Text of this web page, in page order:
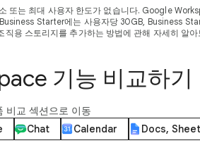
는 최대 사용자 한도가 없습니다. Google
Starter에는 사용자당 30GB, Business
직용 스토리지를 추가하는 방법에 관해 자세히 알아
기능 비교하기
비교 섹션으로 이동
Chat Calendar Docs,